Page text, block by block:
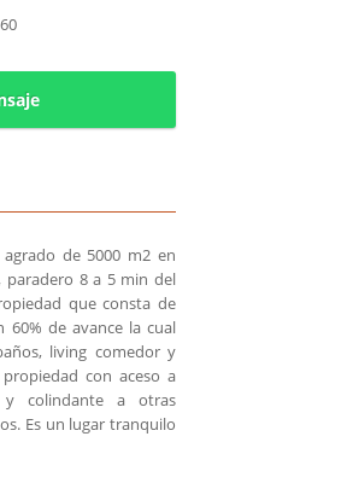
de 5000 m2 en
paradero 8 a 5 min del
que consta de
de avance la cual
living comedor y
con aceso a
colindante a otras
Es un lugar tranquilo